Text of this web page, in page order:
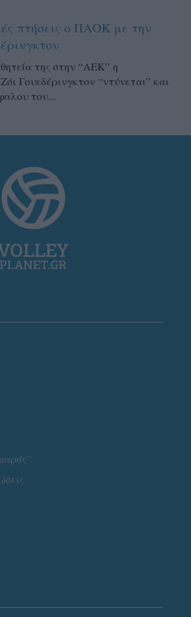
πτήσεις ο ΠΑΟΚ με την
της στην “ΑΕΚ” η
Γουεδέρινγκτον “ντύνεται” και
του...